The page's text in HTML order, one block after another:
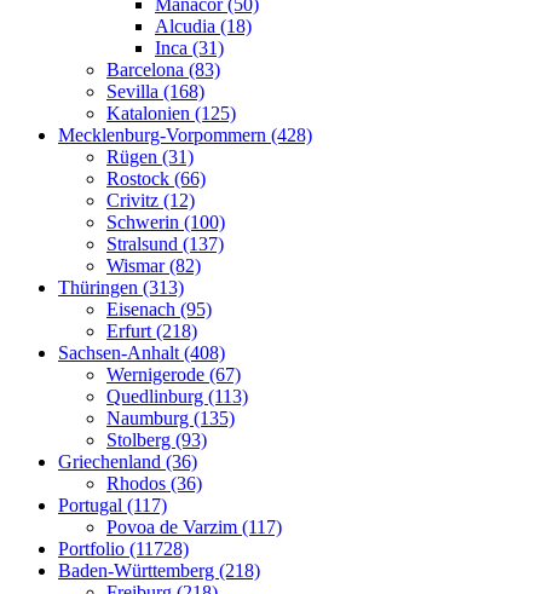
Manacor (50)
Alcudia (18)
Inca (31)
Barcelona (83)
Sevilla (168)
Katalonien (125)
Mecklenburg-Vorpommern (428)
Rügen (31)
Rostock (66)
Crivitz (12)
Schwerin (100)
Stralsund (137)
Wismar (82)
Thüringen (313)
Eisenach (95)
Erfurt (218)
Sachsen-Anhalt (408)
Wernigerode (67)
Quedlinburg (113)
Naumburg (135)
Stolberg (93)
Griechenland (36)
Rhodos (36)
Portugal (117)
Povoa de Varzim (117)
Portfolio (11728)
Baden-Württemberg (218)